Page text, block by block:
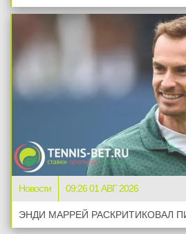
Новости 09:26 01 АВГ 2026
ЭНДИ МАРРЕЙ РАСКРИТИКОВАЛ